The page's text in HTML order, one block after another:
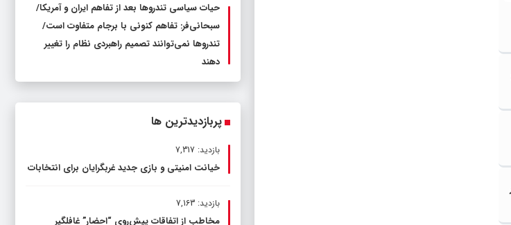
حیات سیاسی تندروها بعد از تفاهم ایران و آمریکا/
سبحانی‌فر: تفاهم کنونی با برجام متفاوت است/
تندروها نمی‌توانند تصمیم راهبردی نظام را تغییر
دهند
پربازدیدترین ها
بازدید: 7,317
خیانت امنیتی و بازی جدید غربگرایان برای انتخابات
بازدید: 7,163
مخاطب از اتفاقات پیش‌روی “احضار” غافلگیر